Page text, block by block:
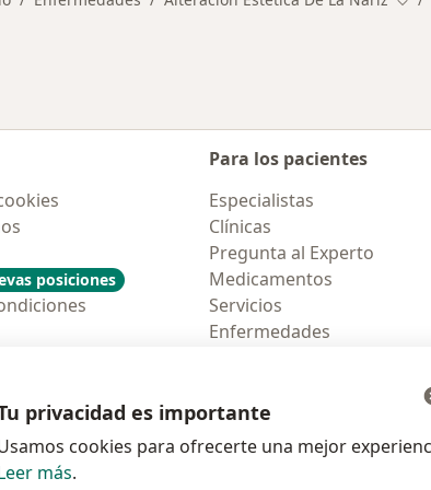
posiciones
Para los pacientes
Especialistas
Clínicas
Pregunta al Experto
Medicamentos
Servicios
Enfermedades
Polska se abre en una
se abre en
privacidad es importante
cookies para ofrecerte una mejor
más.